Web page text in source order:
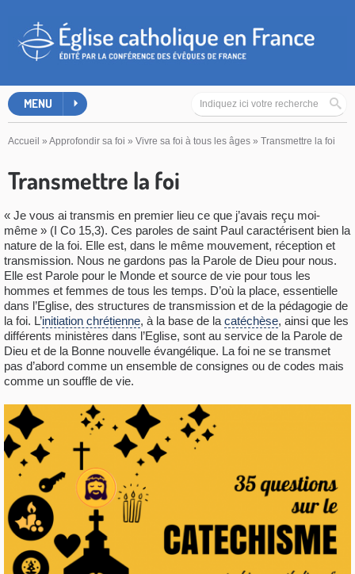
MENU
Accueil » Approfondir sa foi » Vivre sa foi à tous les âges » Transmettre la foi
Transmettre la foi
« Je vous ai transmis en premier lieu ce que j’avais reçu moi-
même » (I Co 15,3). Ces paroles de saint Paul caractérisent bien la
nature de la foi. Elle est, dans le même mouvement, réception et
transmission. Nous ne gardons pas la Parole de Dieu pour nous.
Elle est Parole pour le Monde et source de vie pour tous les
hommes et femmes de tous les temps. D’où la place, essentielle
dans l’Eglise, des structures de transmission et de la pédagogie de
la foi. L’initiation chrétienne, à la base de lacatéchèse, ainsi que les
différents ministères dans l’Eglise, sont au service de la Parole de
Dieu et de la Bonne nouvelle évangélique. La foi ne se transmet
pas d’abord comme un ensemble de consignes ou de codes mais
comme un souffle de vie.